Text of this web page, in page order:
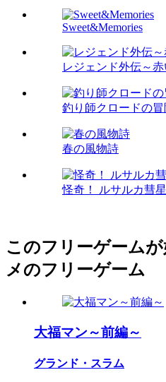
Sweet&Memories
レジェンド外伝～赤
釣り師クロードの冒
春の風物詩
怪奇！ ルサルカ彗
このフリーゲーム
メのフリーゲーム
大福マン～前編～
グランド・スラム